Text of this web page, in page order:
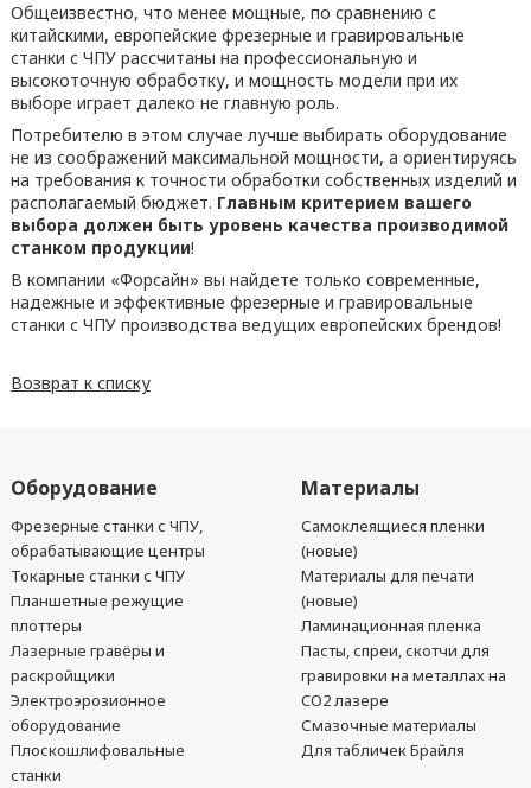
Общеизвестно, что менее мощные, по сравнению с
китайскими, европейские фрезерные и гравировальные
станки с ЧПУ рассчитаны на профессиональную и
высокоточную обработку, и мощность модели при их
выборе играет далеко не главную роль.
Потребителю в этом случае лучше выбирать оборудование
не из соображений максимальной мощности, а ориентируясь
на требования к точности обработки собственных изделий и
располагаемый бюджет. Главным критерием вашего
выбора должен быть уровень качества производимой
станком продукции!
В компании «Форсайн» вы найдете только современные,
надежные и эффективные фрезерные и гравировальные
станки с ЧПУ производства ведущих европейских брендов!
Возврат к списку
Оборудование
Фрезерные станки с ЧПУ,
обрабатывающие центры
Токарные станки с ЧПУ
Планшетные режущие
плоттеры
Лазерные гравёры и
раскройщики
Электроэрозионное
оборудование
Плоскошлифовальные
станки
Материалы
Самоклеящиеся пленки
(новые)
Материалы для печати
(новые)
Ламинационная пленка
Пасты, спреи, скотчи для
гравировки на металлах на
CO2 лазере
Смазочные материалы
Для табличек Брайля